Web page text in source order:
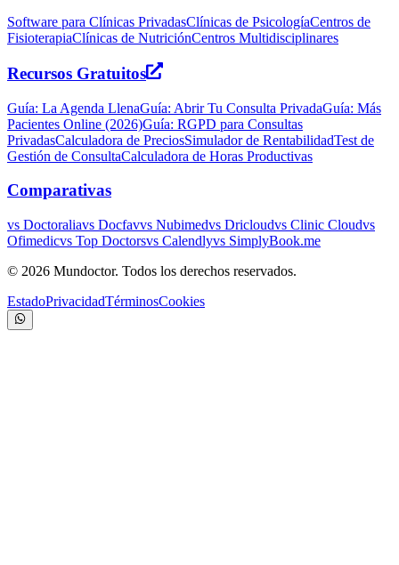
Software para Clínicas PrivadasClínicas de PsicologíaCentros de
FisioterapiaClínicas de NutriciónCentros Multidisciplinares
Recursos Gratuitos
Guía: La Agenda LlenaGuía: Abrir Tu Consulta PrivadaGuía: Más
Pacientes Online (2026)Guía: RGPD para Consultas
PrivadasCalculadora de PreciosSimulador de RentabilidadTest de
Gestión de ConsultaCalculadora de Horas Productivas
Comparativas
vs Doctoraliavs Docfavvs Nubimedvs Dricloudvs Clinic Cloudvs
Ofimedicvs Top Doctorsvs Calendlyvs SimplyBook.me
© 2026 Mundoctor. Todos los derechos reservados.
EstadoPrivacidadTérminosCookies